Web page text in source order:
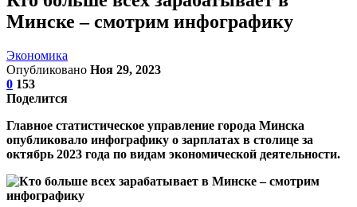
Минске – смотрим инфографику
Экономика
Опубликовано Ноя 29, 2023
0 153
Поделится
Главное статистическое управление города Минска
опубликовало инфографику о зарплатах в столице за
октябрь 2023 года по видам экономической деятельности.